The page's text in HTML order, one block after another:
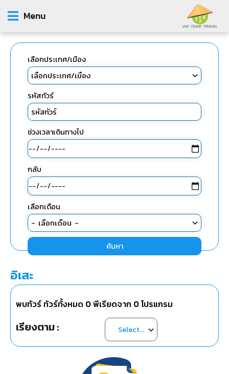
Menu
เลือกประเทศ/เมือง
รหัสทัวร์
ช่วงเวลาเดินทางไป
กลับ
เลือกเดือน
ค้นหา
อิเสะ
พบทัวร์ ทัวร์ทั้งหมด 0พีเรียดจาก 0โปรแกรม
เรียงตาม :